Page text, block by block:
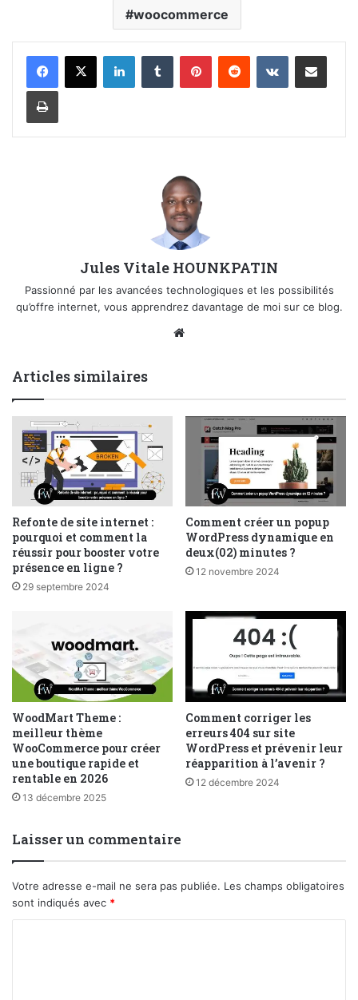
woocommerce
LinkedinTumblr PinterestReddit VKontaktePartager par email
Imprimer
Jules Vitale HOUNKPATIN
Passionné par les avancées technologiques et les possibilités
qu’offre internet, vous apprendrez davantage de moi sur ce blog.
Articles similaires
Refonte de site internet :
pourquoi et comment la
réussir pour booster votre
présence en ligne ?
29 septembre 2024
Comment créer un popup
WordPress dynamique en
deux(02) minutes ?
12 novembre 2024
WoodMart Theme :
meilleur thème
WooCommerce pour créer
une boutique rapide et
rentable en 2026
13 décembre 2025
Comment corriger les
erreurs 404 sur site
WordPress et prévenir leur
réapparition à l’avenir ?
12 décembre 2024
Laisser un commentaire
Votre adresse e-mail ne sera pas publiée. Les champs obligatoires
sont indiqués avec *